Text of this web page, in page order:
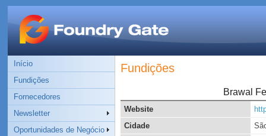
Início
Fundições
Fornecedores
Newsletter
Oportunidades de Negócio
Fundições
Brawal
Website
Cidade